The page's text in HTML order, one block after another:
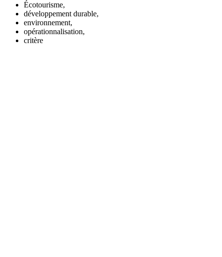
Écotourisme,
développement durable,
environnement,
opérationnalisation,
critère